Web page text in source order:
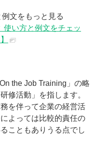
文をもっと見る
使い方と例文をチェッ
the Job Training」の略
修活動」を指します。
を伴って企業の経営活
よっては比較的責任の
こともありうる点でし